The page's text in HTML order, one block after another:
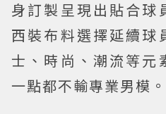
身訂製呈現出貼合球
西裝布料選擇延續球
士、時尚、潮流等元
一點都不輸專業男模。